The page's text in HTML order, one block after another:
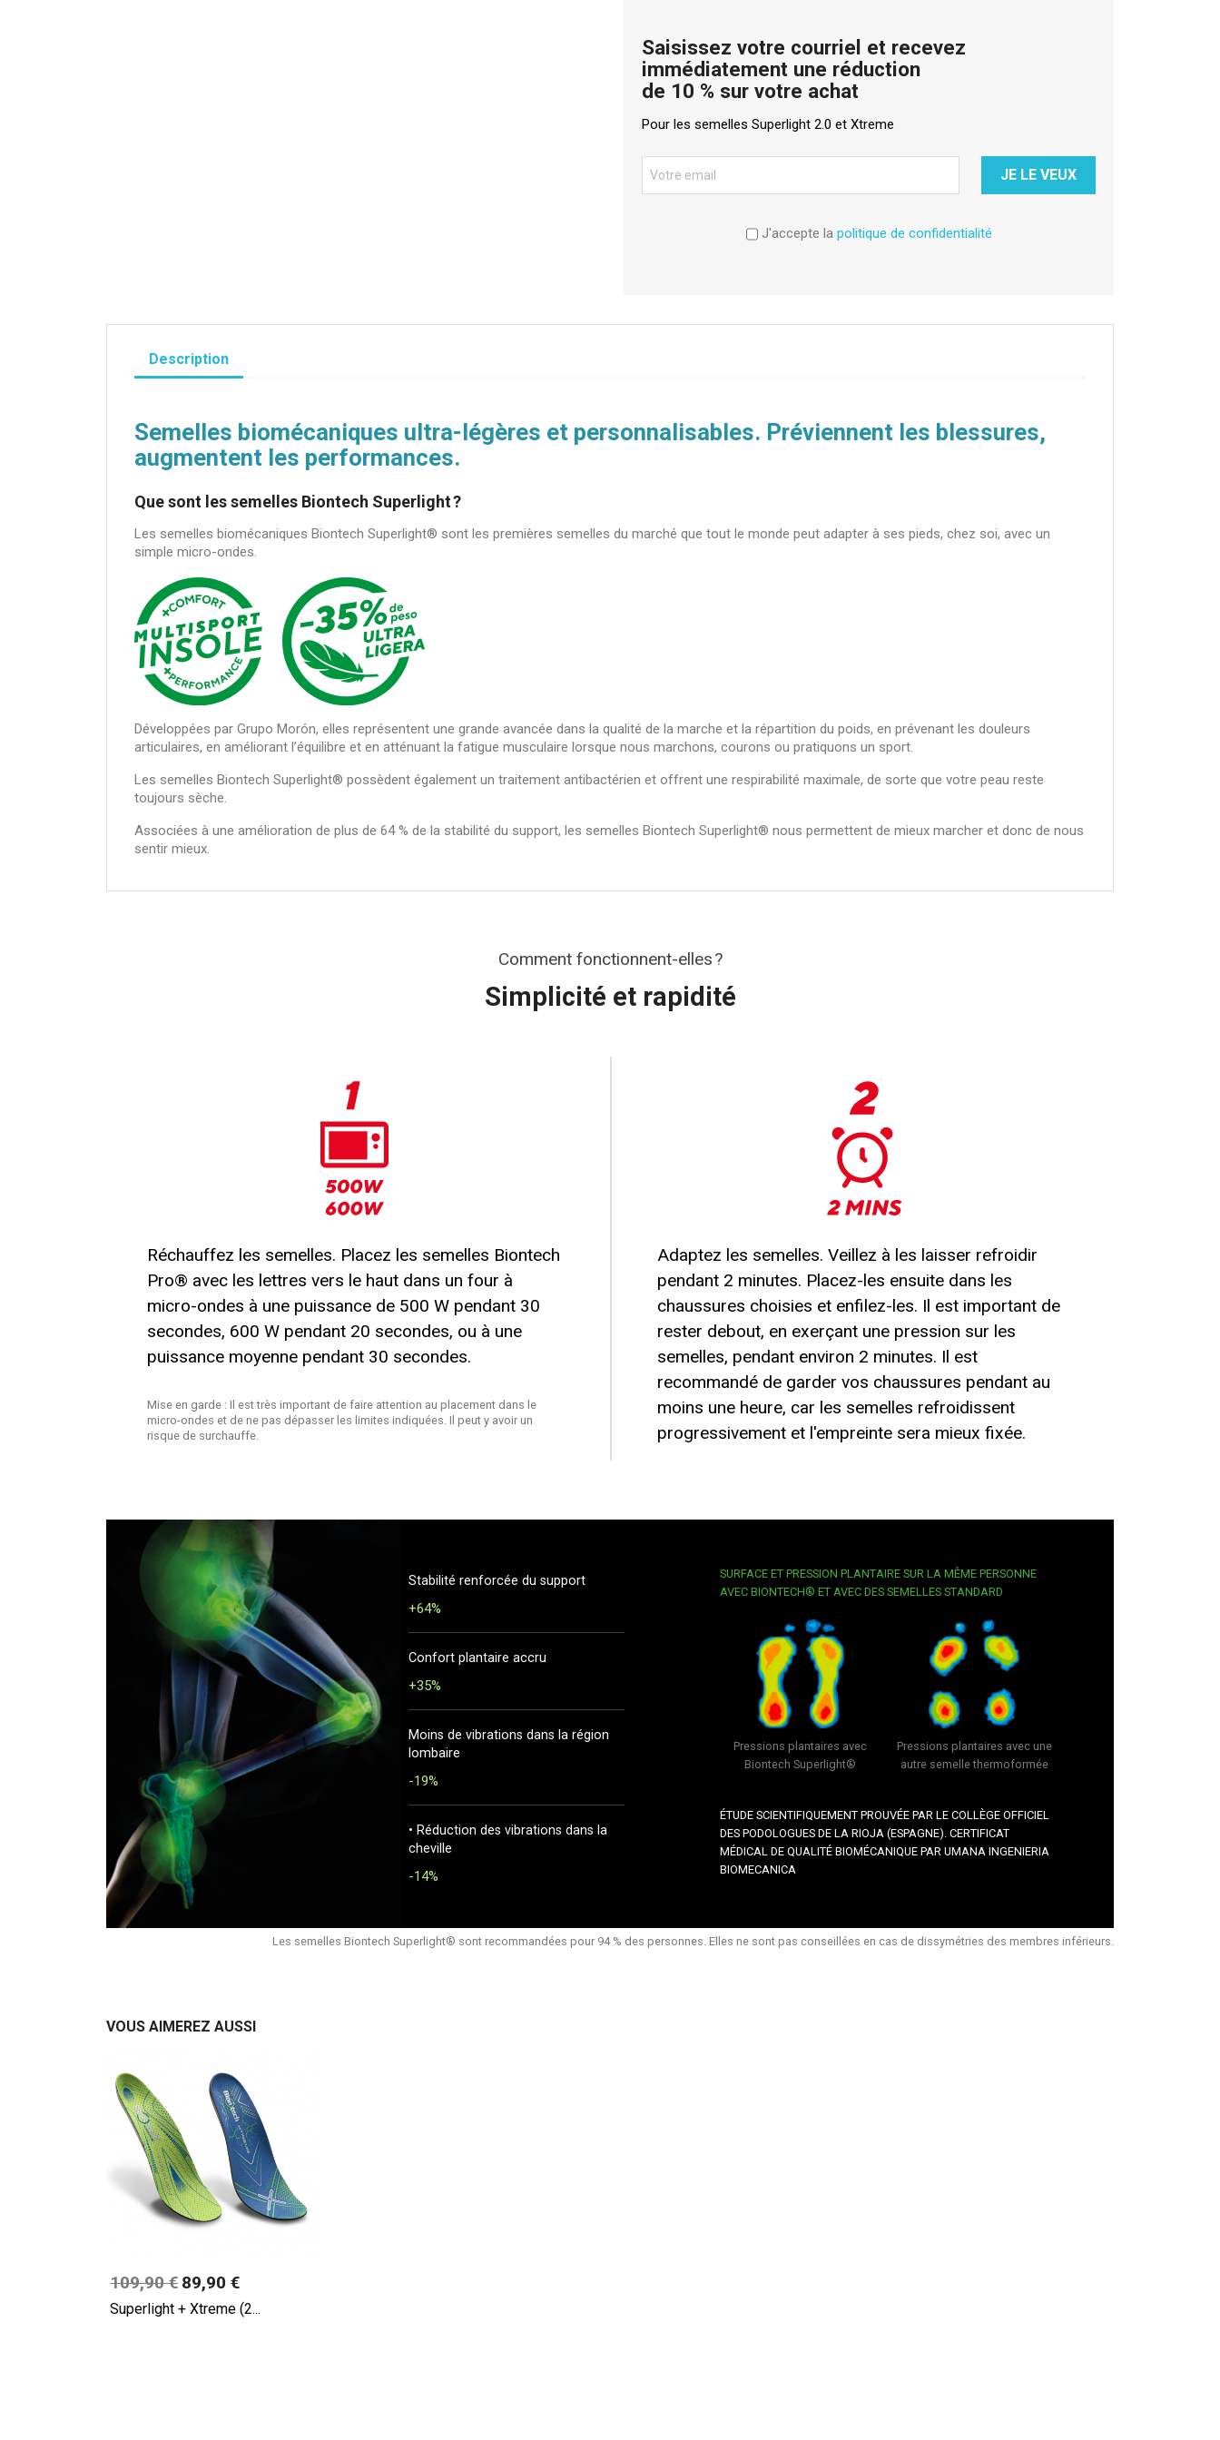
Saisissez votre courriel et recevez
immédiatement une réduction
de 10 % sur votre achat
Pour les semelles Superlight 2.0 et Xtreme
J'accepte la politique de confidentialité
Description
Semelles biomécaniques ultra-légères et personnalisables. Préviennent les blessures,
augmentent les performances.
Que sont les semelles Biontech Superlight ?
Les semelles biomécaniques Biontech Superlight® sont les premières semelles du marché que tout le monde peut adapter à ses pieds, chez soi, avec un
simple micro-ondes.
Développées par Grupo Morón, elles représentent une grande avancée dans la qualité de la marche et la répartition du poids, en prévenant les douleurs
articulaires, en améliorant l’équilibre et en atténuant la fatigue musculaire lorsque nous marchons, courons ou pratiquons un sport.
Les semelles Biontech Superlight® possèdent également un traitement antibactérien et offrent une respirabilité maximale, de sorte que votre peau reste
toujours sèche.
Associées à une amélioration de plus de 64 % de la stabilité du support, les semelles Biontech Superlight® nous permettent de mieux marcher et donc de nous
sentir mieux.
Comment fonctionnent-elles ?
Simplicité et rapidité
Réchauffez les semelles. Placez les semelles Biontech
Pro® avec les lettres vers le haut dans un four à
micro-ondes à une puissance de 500 W pendant 30
secondes, 600 W pendant 20 secondes, ou à une
puissance moyenne pendant 30 secondes.
Mise en garde : Il est très important de faire attention au placement dans le
micro-ondes et de ne pas dépasser les limites indiquées. Il peut y avoir un
risque de surchauffe.
Adaptez les semelles. Veillez à les laisser refroidir
pendant 2 minutes. Placez-les ensuite dans les
chaussures choisies et enfilez-les. Il est important de
rester debout, en exerçant une pression sur les
semelles, pendant environ 2 minutes. Il est
recommandé de garder vos chaussures pendant au
moins une heure, car les semelles refroidissent
progressivement et l'empreinte sera mieux fixée.
Stabilité renforcée du support
+64%
Confort plantaire accru
+35%
Moins de vibrations dans la région
lombaire
-19%
• Réduction des vibrations dans la
cheville
-14%
SURFACE ET PRESSION PLANTAIRE SUR LA MÊME PERSONNE
AVEC BIONTECH® ET AVEC DES SEMELLES STANDARD
Pressions plantaires avec
Biontech Superlight®
Pressions plantaires avec une
autre semelle thermoformée
ÉTUDE SCIENTIFIQUEMENT PROUVÉE PAR LE COLLÈGE OFFICIEL
DES PODOLOGUES DE LA RIOJA (ESPAGNE). CERTIFICAT
MÉDICAL DE QUALITÉ BIOMÉCANIQUE PAR UMANA INGENIERIA
BIOMECANICA
Les semelles Biontech Superlight® sont recommandées pour 94 % des personnes. Elles ne sont pas conseillées en cas de dissymétries des membres inférieurs.
VOUS AIMEREZ AUSSI
109,90 € Prix
89,90 €
Superlight + Xtreme (2...